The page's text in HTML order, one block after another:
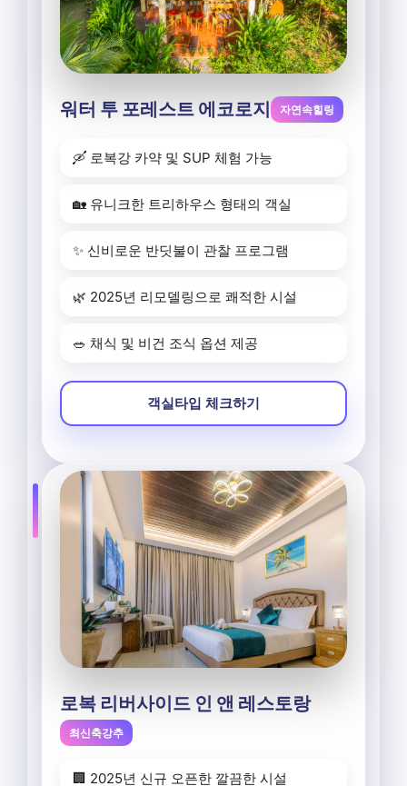
워터 투 포레스트 에코로지 자연속힐링
🛶 로복강 카약 및 SUP 체험 가능
🏡 유니크한 트리하우스 형태의 객실
✨ 신비로운 반딧불이 관찰 프로그램
🌿 2025년 리모델링으로 쾌적한 시설
🥗 채식 및 비건 조식 옵션 제공
객실타입 체크하기
로복 리버사이드 인 앤 레스토랑
최신축강추
🏢 2025년 신규 오픈한 깔끔한 시설